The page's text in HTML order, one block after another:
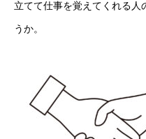
立てて仕事を覚えてくれる人
うか。